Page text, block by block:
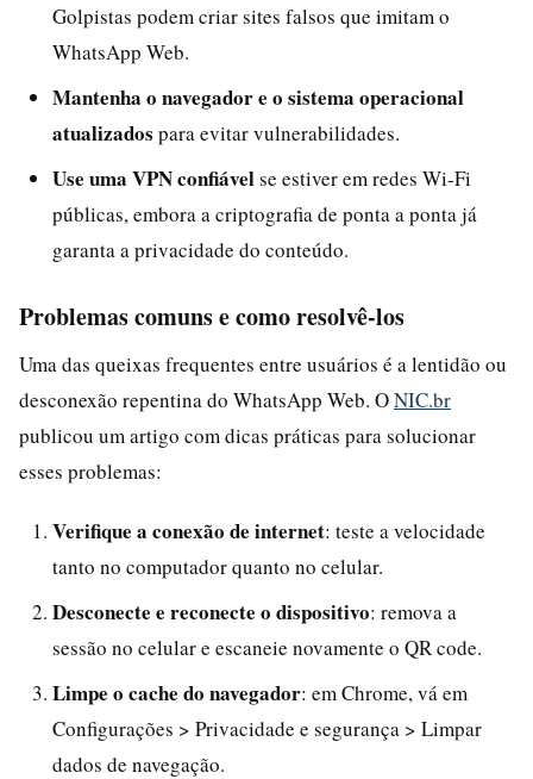
Golpistas podem criar sites falsos que imitam o
WhatsApp Web.
Mantenha o navegador e o sistema operacional
atualizados para evitar vulnerabilidades.
Use uma VPN confiávelse estiver em redes Wi-Fi
públicas, embora a criptografia de ponta a ponta já
garanta a privacidade do conteúdo.
Problemas comuns e como resolvê-los
Uma das queixas frequentes entre usuários é a lentidão ou
desconexão repentina do WhatsApp Web. ONIC.br
publicou um artigo com dicas práticas para solucionar
esses problemas:
Verifique a conexão de internet: teste a velocidade
tanto no computador quanto no celular.
Desconecte e reconecte o dispositivo: remova a
sessão no celular e escaneie novamente o QR code.
Limpe o cache do navegador: em Chrome, vá em
Configurações > Privacidade e segurança > Limpar
dados de navegação.